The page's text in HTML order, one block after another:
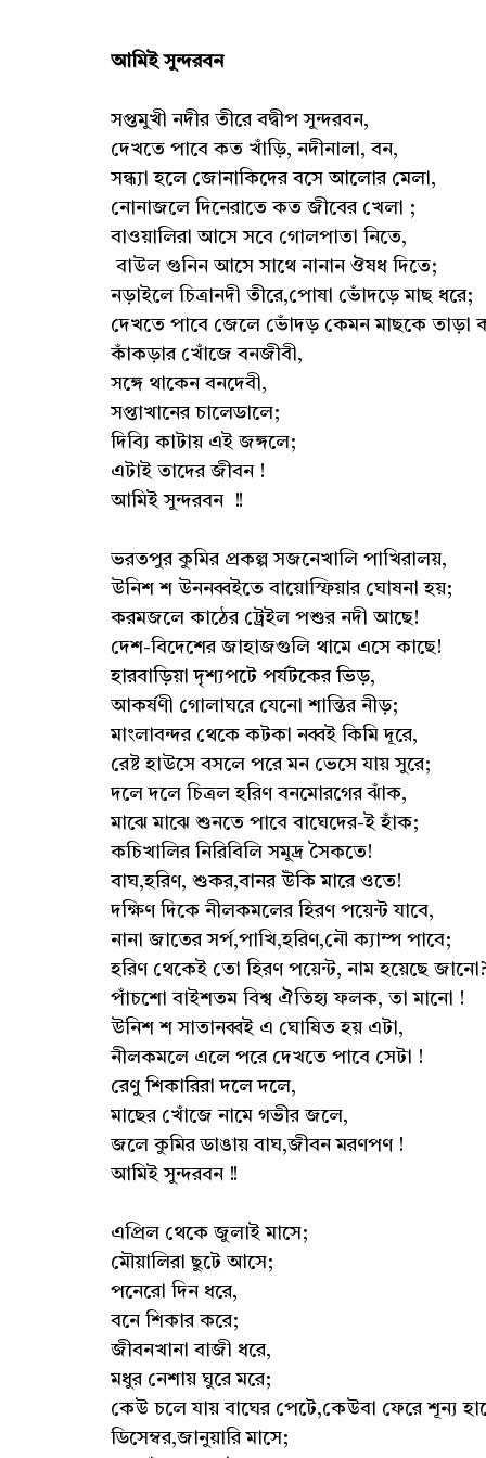
আমিই সুন্দরবন
সপ্তমুখী নদীর তীরে বদ্বীপ সুন্দরবন,
দেখতে পাবে কত খাঁড়ি, নদীনালা, বন,
সন্ধ্যা হলে জোনাকিদের বসে আলোর মেলা,
নোনাজলে দিনেরাতে কত জীবের খেলা ;
বাওয়ালিরা আসে সবে গোলপাতা নিতে,
বাউল গুনিন আসে সাথে নানান ঔষধ দিতে;
নড়াইলে চিত্রানদী তীরে,পোষা ভোঁদড়ে মাছ ধরে;
দেখতে পাবে জেলে ভোঁদড় কেমন মাছকে তাড়া
কাঁকড়ার খোঁজে বনজীবী,
সঙ্গে থাকেন বনদেবী,
সপ্তাখানের চালেডালে;
দিব্যি কাটায় এই জঙ্গলে;
এটাই তাদের জীবন !
আমিই সুন্দরবন !!
ভরতপুর কুমির প্রকল্প সজনেখালি পাখিরালয়,
উনিশ শ উননব্বইতে বায়োস্ফিয়ার ঘোষনা হয়;
করমজলে কাঠের ট্রেইল পশুর নদী আছে!
দেশ-বিদেশের জাহাজগুলি থামে এসে কাছে!
হারবাড়িয়া দৃশ্যপটে পর্যটকের ভিড়,
আকর্ষণী গোলাঘরে যেনো শান্তির নীড়;
মাংলাবন্দর থেকে কটকা নব্বই কিমি দূরে,
রেষ্ট হাউসে বসলে পরে মন ভেসে যায় সুরে;
দলে দলে চিত্রল হরিণ বনমোরগের ঝাঁক,
মাঝে মাঝে শুনতে পাবে বাঘেদের-ই হাঁক;
কচিখালির নিরিবিলি সমুদ্র সৈকতে!
বাঘ,হরিণ, শুকর,বানর উঁকি মারে ওতে!
দক্ষিণ দিকে নীলকমলের হিরণ পয়েন্ট যাবে,
নানা জাতের সর্প,পাখি,হরিণ,নৌ ক্যাম্প পাবে;
হরিণ থেকেই তো হিরণ পয়েন্ট, নাম হয়েছে
পাঁচশো বাইশতম বিশ্ব ঐতিহ্য ফলক, তা মানো !
উনিশ শ সাতানব্বই এ ঘোষিত হয় এটা,
নীলকমলে এলে পরে দেখতে পাবে সেটা !
রেণু শিকারিরা দলে দলে,
মাছের খোঁজে নামে গভীর জলে,
জলে কুমির ডাঙায় বাঘ,জীবন মরণপণ !
আমিই সুন্দরবন !!
এপ্রিল থেকে জুলাই মাসে;
মৌয়ালিরা ছুটে আসে;
পনেরো দিন ধরে,
বনে শিকার করে;
জীবনখানা বাজী ধরে,
মধুর নেশায় ঘুরে মরে;
কেউ চলে যায় বাঘের পেটে,কেউবা ফেরে শূন্য
ডিসেম্বর,জানুয়ারি মাসে;